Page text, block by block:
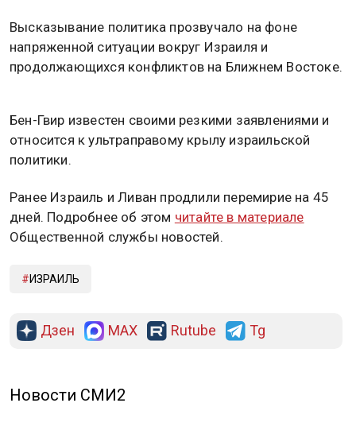
Высказывание политика прозвучало на фоне
напряженной ситуации вокруг Израиля и
продолжающихся конфликтов на Ближнем Востоке.
Бен-Гвир известен своими резкими заявлениями и
относится к ультраправому крылу израильской
политики.
Ранее Израиль и Ливан продлили перемирие на 45
дней. Подробнее об этом читайте в материале
Общественной службы новостей.
ИЗРАИЛЬ
Дзен MAX Rutube Tg
Новости СМИ2